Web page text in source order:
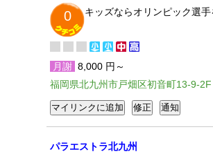
0 キッズならオリンピック選
月謝 8,000 円～
福岡県北九州市戸畑区初音町13-9-2F
パラエストラ北九州